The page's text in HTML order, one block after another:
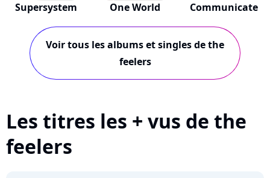
Supersystem One World Communicate
Voir tous les albums et singles de the
feelers
Les titres les + vus de the
feelers